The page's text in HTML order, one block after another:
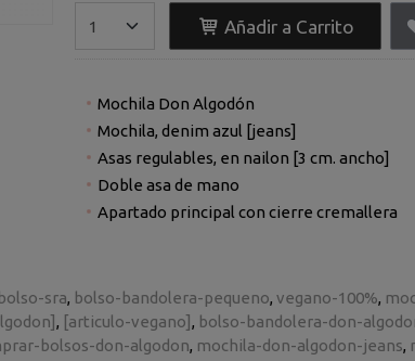
Añadir a Carrito
Mochila Don Algodón
Mochila, denim azul [jeans]
Asas regulables, en nailon [3 cm. ancho]
Doble asa de mano
Apartado principal con cierre cremallera
bolso-sra bolso-bandolera-pequeno vegano-100%
[articulo-vegano] bolso-bandolera-don-
bolsos-don-algodon mochila-don-algodon-jeans